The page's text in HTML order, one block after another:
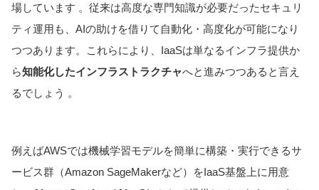
場しています 。従来は高度な専門知識が必要だったセキュリ
ティ運用も、AIの助けを借りて自動化・高度化が可能になり
つつあります。これらにより、IaaSは単なるインフラ提供か
ら知能化したインフラストラクチャへと進みつつあると言え
るでしょう 。
例えばAWSでは機械学習モデルを簡単に構築・実行できるサ
ービス群（Amazon SageMakerなど）をIaaS基盤上に用意